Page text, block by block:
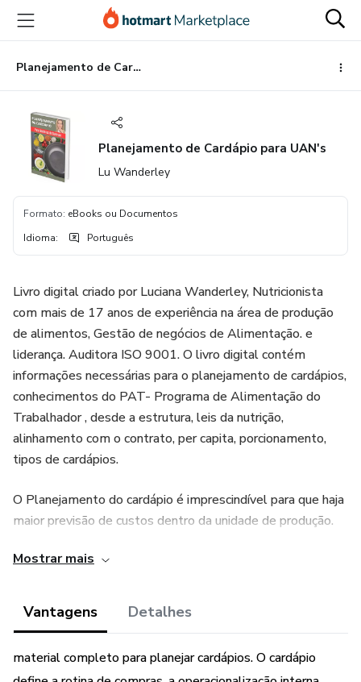
para
conteúdo
principal
para
pagamento
para
rodapé
Planejamento de Cardápio para UAN's
Planejamento de Cardápio para UAN's
Lu Wanderley
Formato: eBooks ou Documentos
Idioma: Português
Livro digital criado por Luciana Wanderley, Nutricionista
com mais de 17 anos de experiência na área de produção
de alimentos, Gestão de negócios de Alimentação. e
liderança. Auditora ISO 9001. O livro digital contém
informações necessárias para o planejamento de cardápios,
conhecimentos do PAT- Programa de Alimentação do
Trabalhador , desde a estrutura, leis da nutrição,
alinhamento com o contrato, per capita, porcionamento,
tipos de cardápios.
O Planejamento do cardápio é imprescindível para que haja
maior previsão de custos dentro da unidade de produção.
Com esse livro digital você tem um material completo
compras, a operacionalização interna , divisão das
atividades da unidade, logística de entrega de insumos,
trabalho e até mesmo a área da Unidade de produção.
Mostrar mais
Vantagens Detalhes
material completo para planejar cardápios. O cardápio